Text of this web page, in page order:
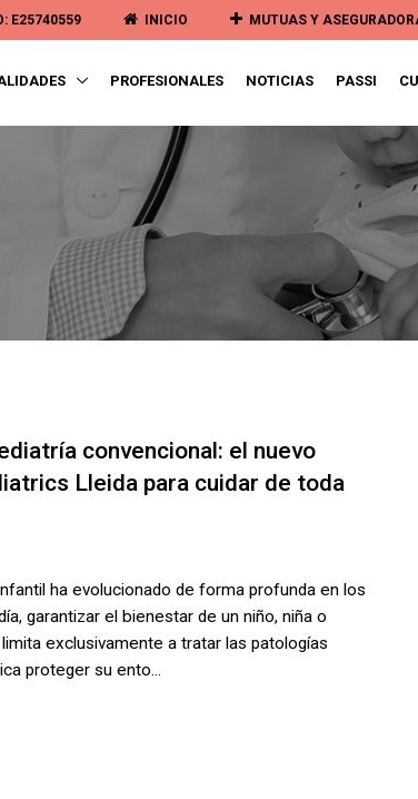
E25740559 INICIO MUTUAS Y
PROFESIONALES NOTICIAS PASSI
convencional: el nuevo
Lleida para cuidar de toda
ha evolucionado de forma profunda en los
garantizar el bienestar de un niño, niña o
exclusivamente a tratar las patologías
proteger su ento...